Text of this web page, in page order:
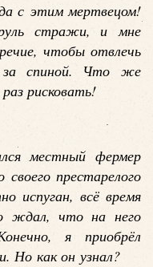
с этим мертвецом!
стражи, и мне
чтобы отвлечь
спиной. Что же
рисковать!
местный фермер
престарелого
испуган, всё время
ждал, что на него
я приобрёл
Но как он узнал?